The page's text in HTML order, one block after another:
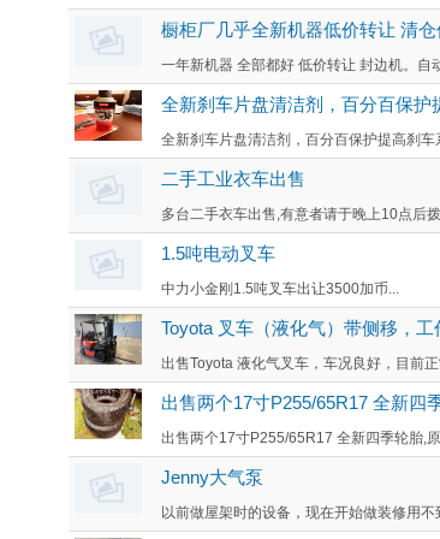
橱柜厂几乎全新机器低价转让 清仓
一年新机器 全部都好 低价转让 封边机。自
全新刹车片盘清洁剂，百分百保护
全新刹车片盘清洁剂，百分百保护提高刹
二手工业衣车出售
多台二手衣车出售,有意者请于晚上10点后拨
1.5吨电动叉车
中力小金刚1.5吨叉车出让3500加币...
Toyota 叉车（液化气）带侧移，工
出售Toyota 液化气叉车，车况良好，目前
出售两个17寸P255/65R17 全新四
出售两个17寸P255/65R17 全新四季轮胎,
Jenny大气泵
以前做屋架时的设备，现在开始做装修用不